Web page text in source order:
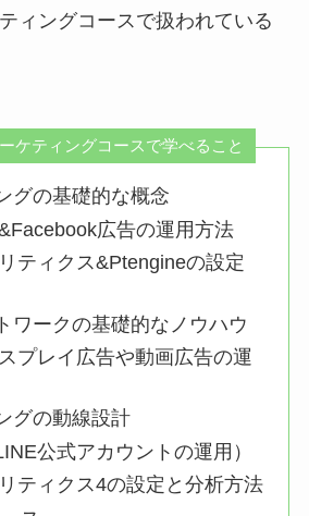
ィングコースで扱われている
ケティングコースで学べること
グの基礎的な概念
広告の運用方法
ティクス&Ptengineの設定
ワークの基礎的なノウハウ
プレイ広告や動画広告の運
グの動線設計
公式アカウントの運用）
ティクス4の設定と分析方法